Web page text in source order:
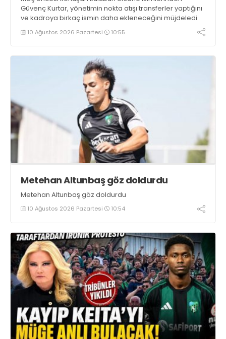
Güvenç Kurtar, yönetimin nokta atışı transferler yaptığını
ve kadroya birkaç ismin daha ekleneceğini müjdeledi
10 Ağustos 2026 Pazartesi 10:55
Metehan Altunbaş göz doldurdu
Metehan Altunbaş göz doldurdu
10 Ağustos 2026 Pazartesi 10:54